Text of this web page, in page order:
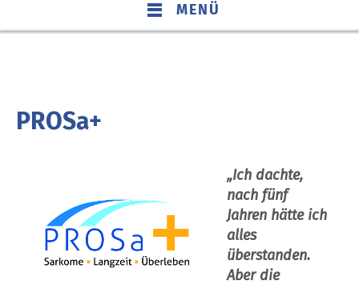
MENÜ
PROSa+
„Ich dachte,
nach fünf
Jahren hätte ich
alles
überstanden.
Aber die